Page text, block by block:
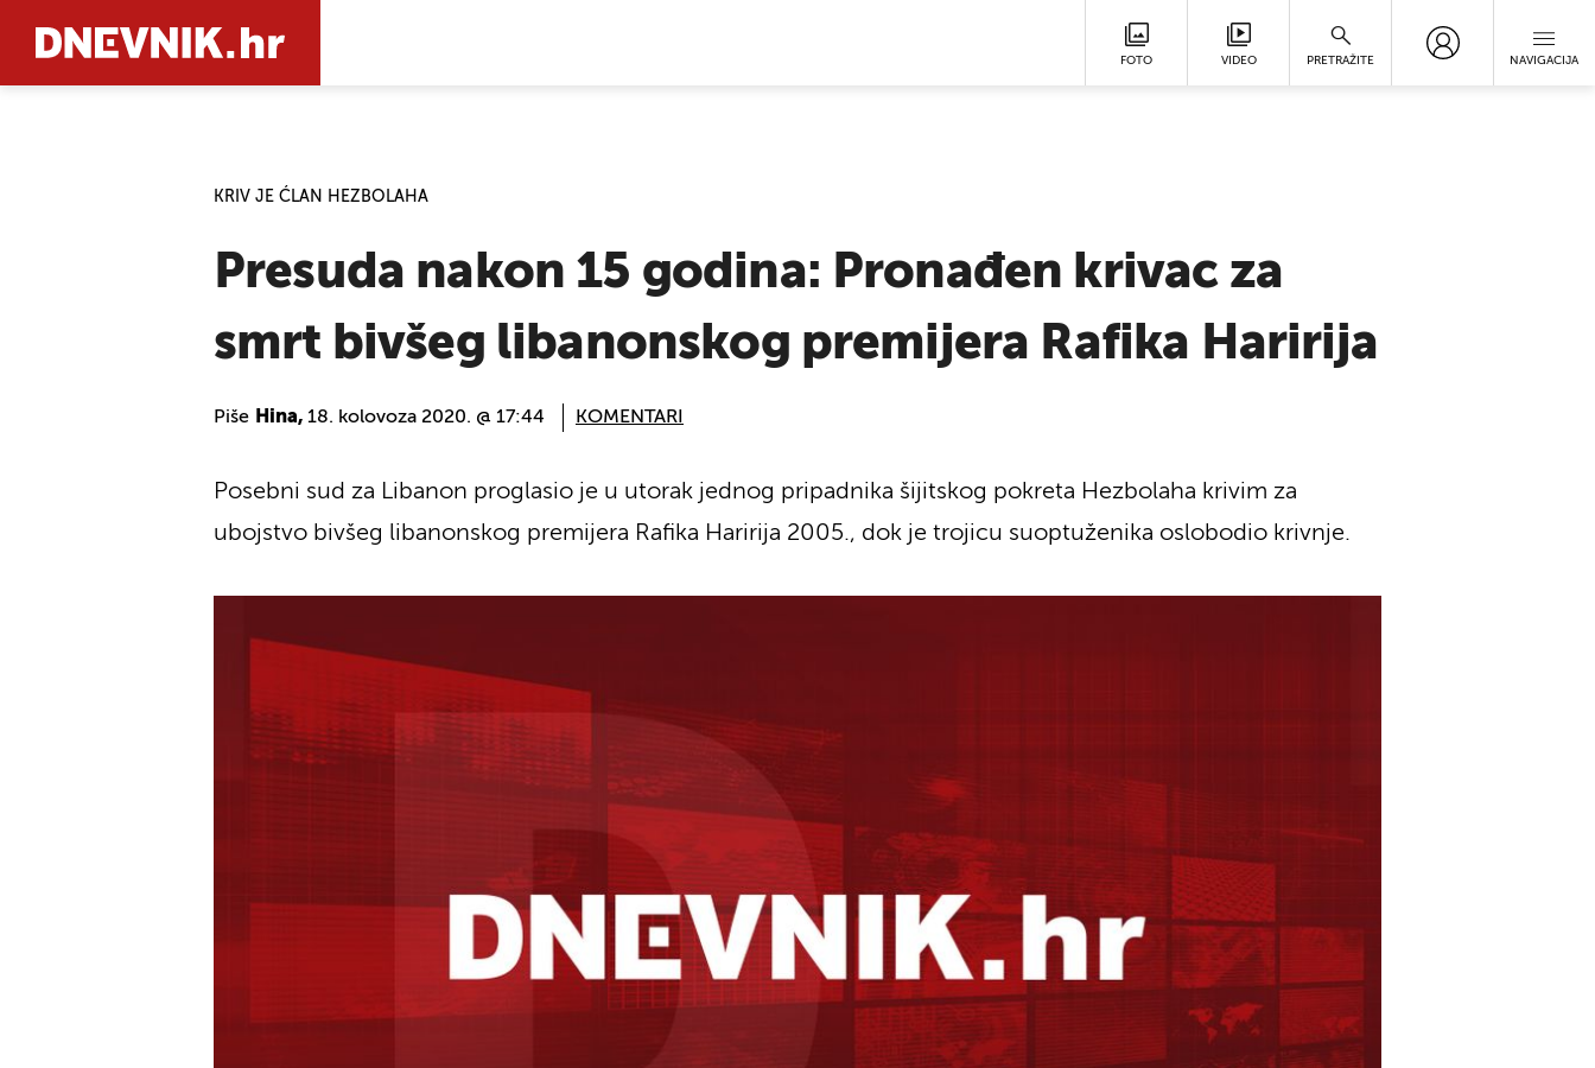
FOTO VIDEO PRETRAŽITE NAVIGACIJA
KRIV JE ĆLAN HEZBOLAHA
Presuda nakon 15 godina: Pronađen krivac za
smrt bivšeg libanonskog premijera Rafika Haririja
Piše Hina, 18. kolovoza 2020. @ 17:44 KOMENTARI
Posebni sud za Libanon proglasio je u utorak jednog pripadnika šijitskog pokreta Hezbolaha krivim za
ubojstvo bivšeg libanonskog premijera Rafika Haririja 2005., dok je trojicu suoptuženika oslobodio krivnje.